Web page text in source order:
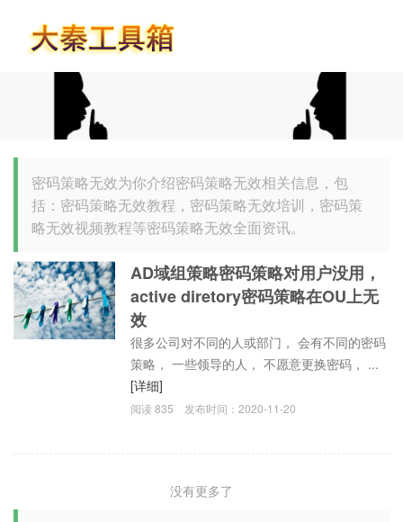
密码策略无效为你介绍密码策略无效相关信息，包
括：密码策略无效教程，密码策略无效培训，密码策
略无效视频教程等密码策略无效全面资讯。
AD域组策略密码策略对用户没用，
active diretory密码策略在OU上无
效
很多公司对不同的人或部门， 会有不同的密码
策略， 一些领导的人， 不愿意更换密码， ...
[详细]
阅读835 发布时间：2020-11-20
没有更多了